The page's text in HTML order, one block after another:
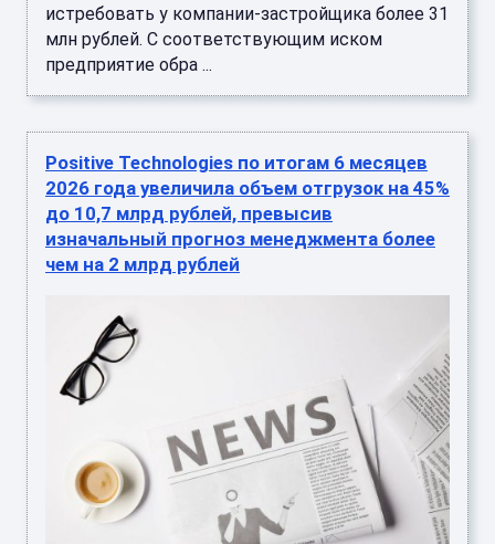
истребовать у компании-застройщика более 31
млн рублей. С соответствующим иском
предприятие обра ...
Positive Technologies по итогам 6 месяцев
2026 года увеличила объем отгрузок на 45%
до 10,7 млрд рублей, превысив
изначальный прогноз менеджмента более
чем на 2 млрд рублей